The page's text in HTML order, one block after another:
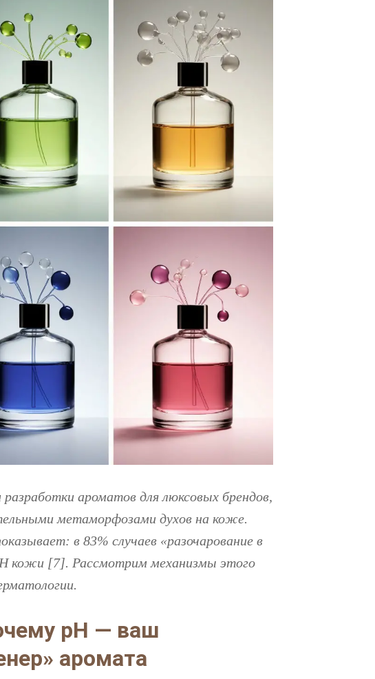
ароматов для люксовых брендов,
метаморфозами духов на коже.
в 83% случаев «разочарование в
кожи [7]. Рассмотрим механизмы этого
pH — ваш
аромата